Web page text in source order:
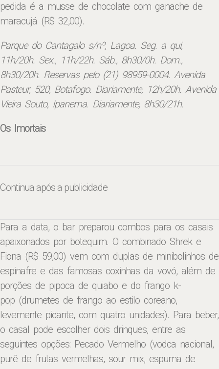
pedida é a musse de chocolate com ganache de
maracujá (R$ 32,00).
Parque do Cantagalo s/nº, Lagoa. Seg. a qui,
11h/20h. Sex., 11h/22h. Sáb., 8h30/0h. Dom.,
8h30/20h. Reservas pelo (21) 98959-0004. Avenida
Pasteur, 520, Botafogo. Diariamente, 12h/20h. Avenida
Vieira Souto, Ipanema. Diariamente, 8h30/21h.
Os Imortais
Continua após a publicidade
Para a data, o bar preparou combos para os casais
apaixonados por botequim. O combinado Shrek e
Fiona (R$ 59,00) vem com duplas de minibolinhos de
espinafre e das famosas coxinhas da vovó, além de
porções de pipoca de quiabo e do frango k-
pop (drumetes de frango ao estilo coreano,
levemente picante, com quatro unidades). Para beber,
o casal pode escolher dois drinques, entre as
seguintes opções: Pecado Vermelho (vodca nacional,
purê de frutas vermelhas, sour mix, espuma de